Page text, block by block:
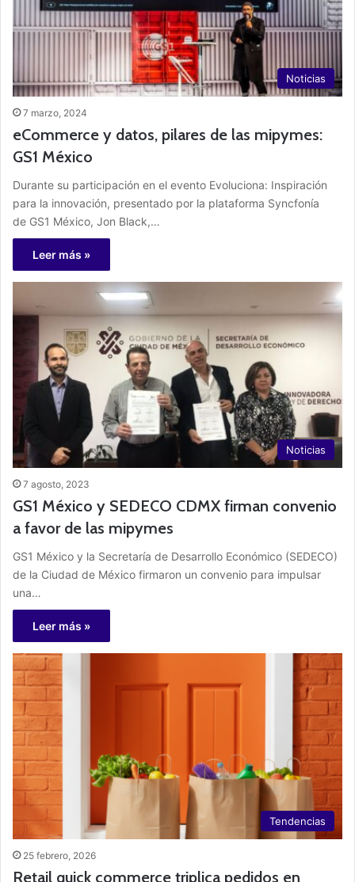
Noticias
7 marzo, 2024
eCommerce y datos, pilares de las mipymes:
GS1 México
Durante su participación en el evento Evoluciona: Inspiración
para la innovación, presentado por la plataforma Syncfonía
de GS1 México, Jon Black,…
Leer más »
Noticias
7 agosto, 2023
GS1 México y SEDECO CDMX firman convenio
a favor de las mipymes
GS1 México y la Secretaría de Desarrollo Económico (SEDECO)
de la Ciudad de México firmaron un convenio para impulsar
una…
Leer más »
Tendencias
25 febrero, 2026
Retail quick commerce triplica pedidos en